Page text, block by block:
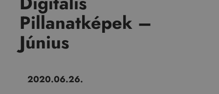
Pillanatképek –
Június
2020.06.26.